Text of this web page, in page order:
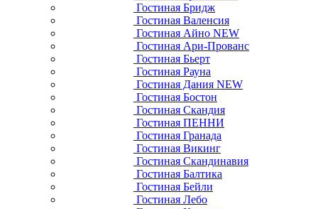
Гостиная Бридж
Гостиная Валенсия
Гостиная Айно NEW
Гостиная Ари-Прованс
Гостиная Бьерт
Гостиная Рауна
Гостиная Дания NEW
Гостиная Бостон
Гостиная Скандия
Гостиная ПЕННИ
Гостиная Гранада
Гостиная Викинг
Гостиная Скандинавия
Гостиная Балтика
Гостиная Бейли
Гостиная Лебо